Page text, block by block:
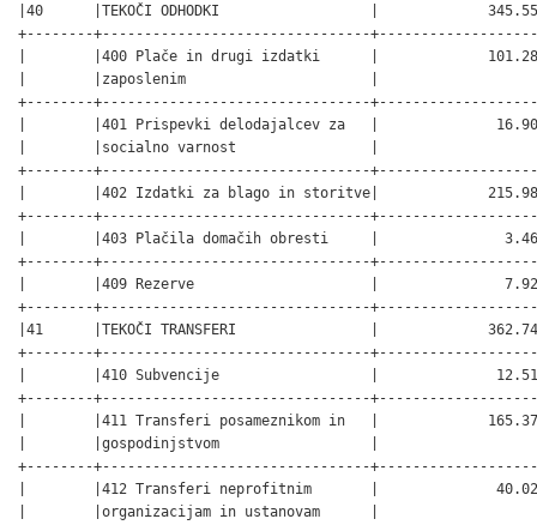
|40      |TEKOČI ODHODKI                  |
+--------+--------------------------------
|        |400 Plače in drugi izdatki      |
|        |zaposlenim                      |
+--------+--------------------------------
|        |401 Prispevki delodajalcev za   |
|        |socialno varnost                |
+--------+--------------------------------
|        |402 Izdatki za blago in storitve|
+--------+--------------------------------
|        |403 Plačila domačih obresti     |
+--------+--------------------------------
|        |409 Rezerve                     |
+--------+--------------------------------
|41      |TEKOČI TRANSFERI                |
+--------+--------------------------------
|        |410 Subvencije                  |
+--------+--------------------------------
|        |411 Transferi posameznikom in   |
|        |gospodinjstvom                  |
+--------+--------------------------------
|        |412 Transferi neprofitnim       |
|        |organizacijam in ustanovam      |